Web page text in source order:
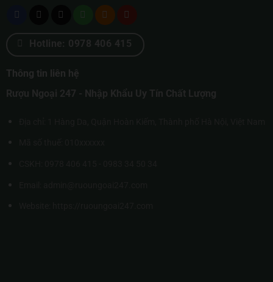
Hotline: 0978 406 415
Thông tin liên hệ
Rượu Ngoại 247 - Nhập Khẩu Uy Tín Chất Lượng